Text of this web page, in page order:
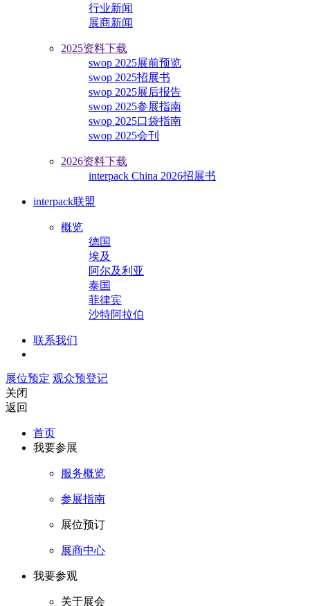
行业新闻
展商新闻
2025资料下载
swop 2025展前预览
swop 2025招展书
swop 2025展后报告
swop 2025参展指南
swop 2025口袋指南
swop 2025会刊
2026资料下载
interpack China 2026招展书
interpack联盟
概览
德国
埃及
阿尔及利亚
泰国
菲律宾
沙特阿拉伯
联系我们
展位预定 观众预登记
关闭
返回
首页
我要参展
服务概览
参展指南
展位预订
展商中心
我要参观
关于展会